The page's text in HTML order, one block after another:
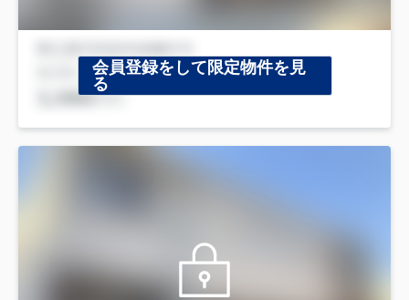
会員登録をして限定物件を見
る